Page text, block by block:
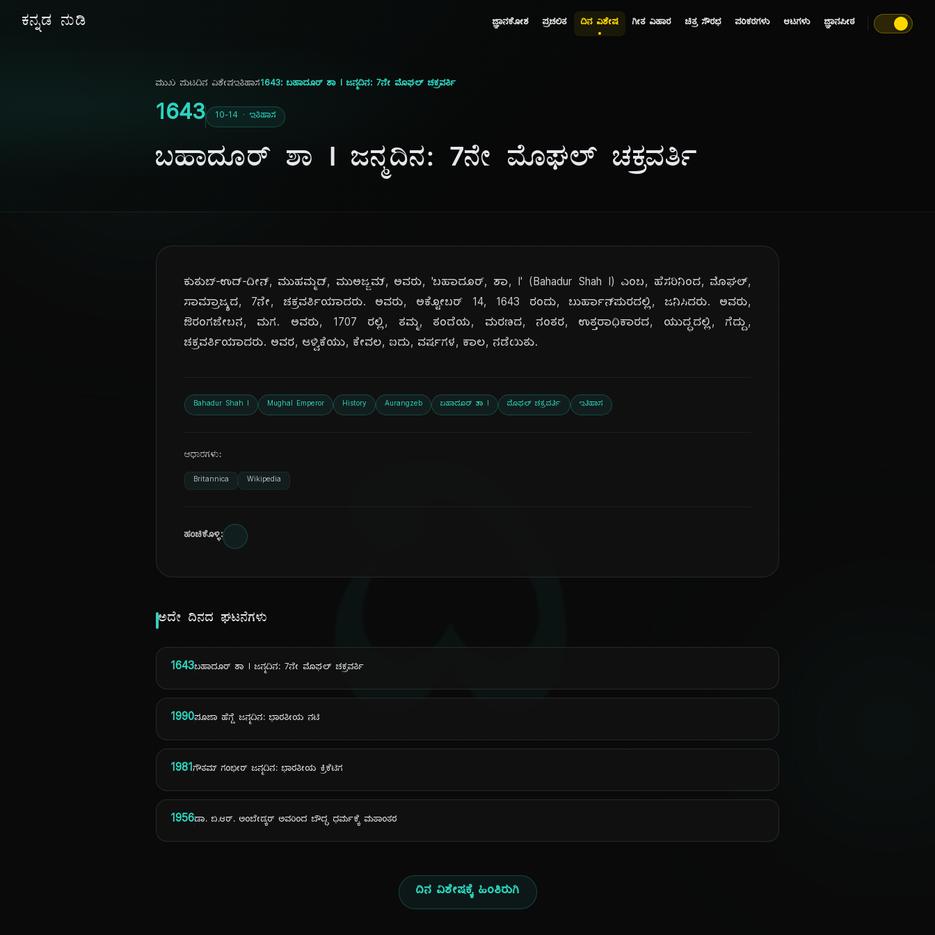
ಕನ್ನಡ ನುಡಿ ಜ್ಞಾನಕೋಶ ಪ್ರಚಲಿತ ದಿನ ವಿಶೇಷ ಗೀತ ವಿಹಾರ ಚಿತ್ರ ಸೌರಭ ಪರಿಕರಗಳು ಆಟಗಳು ಜ್ಞಾನಪೀಠ
ದಿ
ಮುಖ ಪುಟದಿನ ವಿಶೇಷಇತಿಹಾಸ1643: ಬಹಾದೂರ್ ಶಾ I ಜನ್ಮದಿನ: 7ನೇ ಮೊಘಲ್ ಚಕ್ರವರ್ತಿ
1643 10-14 · ಇತಿಹಾಸ
ಬಹಾದೂರ್ ಶಾ I ಜನ್ಮದಿನ: 7ನೇ ಮೊಘಲ್ ಚಕ್ರವರ್ತಿ
ಕುತುಬ್-ಉದ್-ದೀನ್, ಮುಹಮ್ಮದ್, ಮುಅಜ್ಜಮ್, ಅವರು, 'ಬಹಾದೂರ್, ಶಾ, I' (Bahadur Shah I) ಎಂಬ, ಹೆಸರಿನಿಂದ, ಮೊಘಲ್,
ಸಾಮ್ರಾಜ್ಯದ, 7ನೇ, ಚಕ್ರವರ್ತಿಯಾದರು. ಅವರು, ಅಕ್ಟೋಬರ್ 14, 1643 ರಂದು, ಬುರ್ಹಾನ್‌ಪುರದಲ್ಲಿ, ಜನಿಸಿದರು. ಅವರು,
ಔರಂಗಜೇಬನ, ಮಗ. ಅವರು, 1707 ರಲ್ಲಿ, ತಮ್ಮ, ತಂದೆಯ, ಮರಣದ, ನಂತರ, ಉತ್ತರಾಧಿಕಾರದ, ಯುದ್ಧದಲ್ಲಿ, ಗೆದ್ದು,
ಚಕ್ರವರ್ತಿಯಾದರು. ಅವರ, ಆಳ್ವಿಕೆಯು, ಕೇವಲ, ಐದು, ವರ್ಷಗಳ, ಕಾಲ, ನಡೆಯಿತು.
Bahadur Shah I Mughal Emperor History Aurangzeb ಬಹಾದೂರ್ ಶಾ I ಮೊಘಲ್ ಚಕ್ರವರ್ತಿ ಇತಿಹಾಸ
ಆಧಾರಗಳು:
Britannica Wikipedia
ಹಂಚಿಕೊಳ್ಳಿ:
ಅದೇ ದಿನದ ಘಟನೆಗಳು
1643ಬಹಾದೂರ್ ಶಾ I ಜನ್ಮದಿನ: 7ನೇ ಮೊಘಲ್ ಚಕ್ರವರ್ತಿ
1990ಪೂಜಾ ಹೆಗ್ಡೆ ಜನ್ಮದಿನ: ಭಾರತೀಯ ನಟಿ
1981ಗೌತಮ್ ಗಂಭೀರ್ ಜನ್ಮದಿನ: ಭಾರತೀಯ ಕ್ರಿಕೆಟಿಗ
1956ಡಾ. ಬಿ.ಆರ್. ಅಂಬೇಡ್ಕರ್ ಅವರಿಂದ ಬೌದ್ಧ ಧರ್ಮಕ್ಕೆ ಮತಾಂತರ
ದಿನ ವಿಶೇಷಕ್ಕೆ ಹಿಂತಿರುಗಿ